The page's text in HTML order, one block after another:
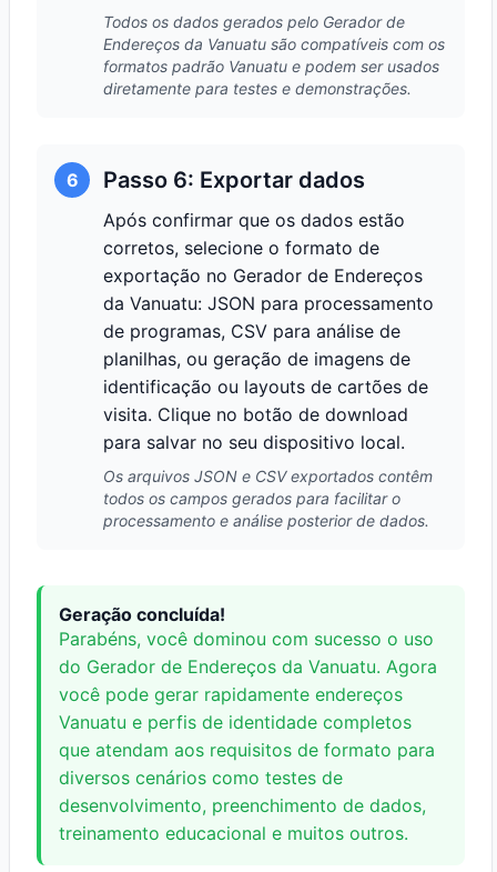
Todos os dados gerados pelo Gerador de
Endereços da Vanuatu são compatíveis com os
formatos padrão Vanuatu e podem ser usados
diretamente para testes e demonstrações.
6 Passo 6: Exportar dados
Após confirmar que os dados estão
corretos, selecione o formato de
exportação no Gerador de Endereços
da Vanuatu: JSON para processamento
de programas, CSV para análise de
planilhas, ou geração de imagens de
identificação ou layouts de cartões de
visita. Clique no botão de download
para salvar no seu dispositivo local.
Os arquivos JSON e CSV exportados contêm
todos os campos gerados para facilitar o
processamento e análise posterior de dados.
Geração concluída!
Parabéns, você dominou com sucesso o uso
do Gerador de Endereços da Vanuatu. Agora
você pode gerar rapidamente endereços
Vanuatu e perfis de identidade completos
que atendam aos requisitos de formato para
diversos cenários como testes de
desenvolvimento, preenchimento de dados,
treinamento educacional e muitos outros.